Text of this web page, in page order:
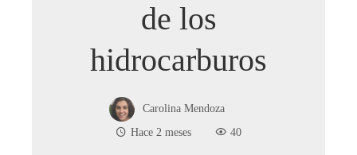
de los
hidrocarburos
Carolina Mendoza
Hace 2 meses
40